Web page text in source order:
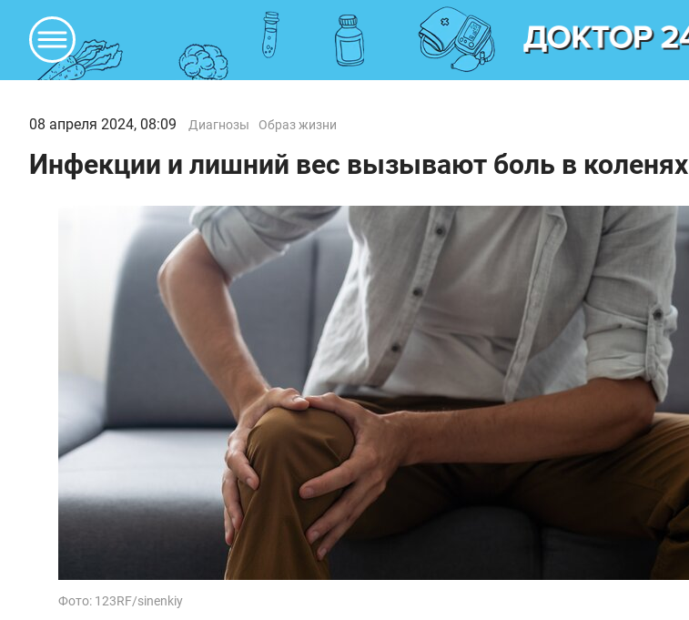
08 апреля 2024, 08:09 Диагнозы Образ жизни
Инфекции и лишний вес вызывают боль в коленях
Фото: 123RF/sinenkiy